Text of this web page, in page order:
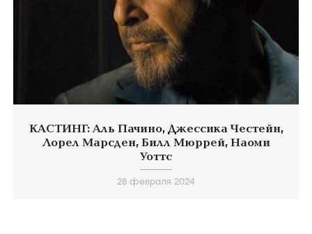
КАСТИНГ: Аль Пачино, Джессика Честейн,
Лорел Марсден, Билл Мюррей, Наоми
Уоттс
28 февраля 2024